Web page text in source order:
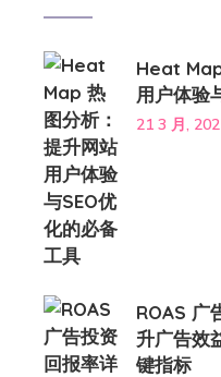
Heat
用户体验
21 3 月,
ROAS 广
升广告效
键指标